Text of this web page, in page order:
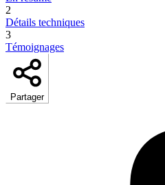
2
Détails techniques
3
Témoignages
Partager